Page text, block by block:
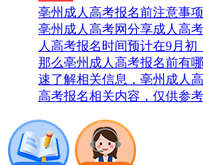
亳州成人高考报名前注意事项
亳州成人高考网分享成人高
人高考报名时间预计在9月初
那么亳州成人高考报名前有
速了解相关信息，亳州成人
高考报名相关内容，仅供参